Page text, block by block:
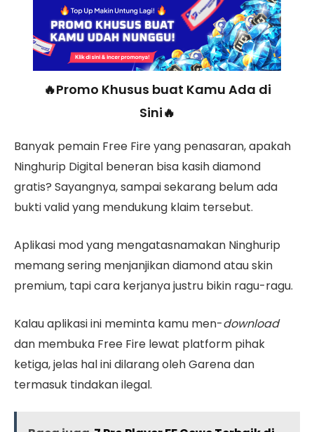
🔥Promo Khusus buat Kamu Ada di
Sini🔥
Banyak pemain Free Fire yang penasaran, apakah
Ninghurip Digital beneran bisa kasih diamond
gratis? Sayangnya, sampai sekarang belum ada
bukti valid yang mendukung klaim tersebut.
Aplikasi mod yang mengatasnamakan Ninghurip
memang sering menjanjikan diamond atau skin
premium, tapi cara kerjanya justru bikin ragu-ragu.
Kalau aplikasi ini meminta kamu men-download
dan membuka Free Fire lewat platform pihak
ketiga, jelas hal ini dilarang oleh Garena dan
termasuk tindakan ilegal.